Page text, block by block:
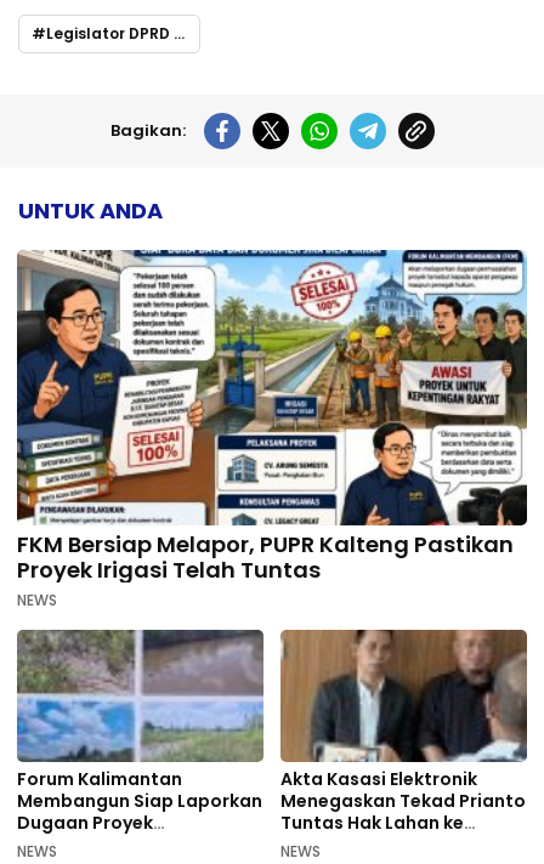
Legislator DPRD Murung Raya Imbau Masyarakat Jaga Kamtibmas Jelang Pilkada 2024
Bagikan:
UNTUK ANDA
FKM Bersiap Melapor, PUPR Kalteng Pastikan
Proyek Irigasi Telah Tuntas
NEWS
Forum Kalimantan
Membangun Siap Laporkan
Dugaan Proyek
Bermasalah PUPR Kalteng
NEWS
Akta Kasasi Elektronik
Menegaskan Tekad Prianto
Tuntas Hak Lahan ke
Mahkamah Agung
NEWS